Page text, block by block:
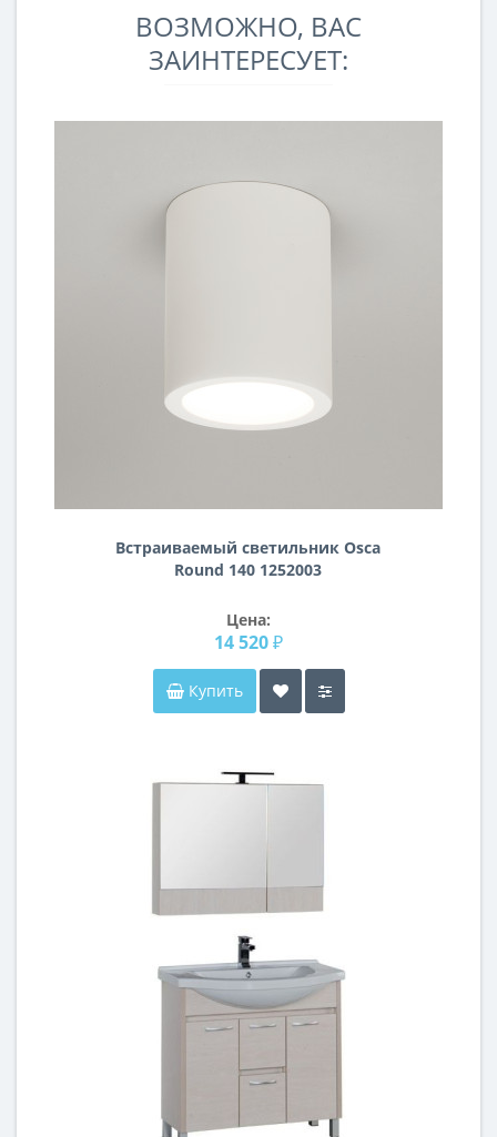
ВОЗМОЖНО, ВАС
ЗАИНТЕРЕСУЕТ:
Встраиваемый светильник Osca
Round 140 1252003
Цена:
14 520 ₽
Купить